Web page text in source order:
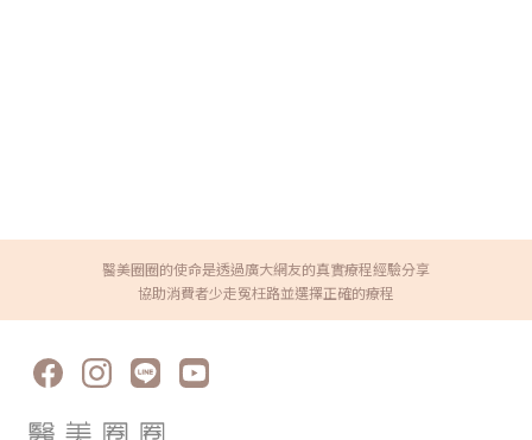
醫美圈圈的使命是透過廣大網友的真實療程經驗分享
協助消費者少走冤枉路並選擇正確的療程